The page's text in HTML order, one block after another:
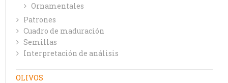
Ornamentales
Patrones
Cuadro de maduración
Semillas
Interpretación de análisis
OLIVOS